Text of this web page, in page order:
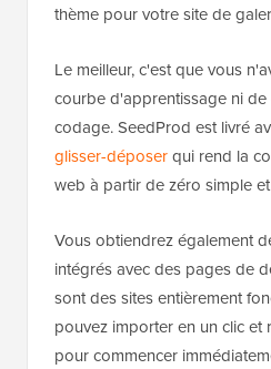
thème pour votre site de
Le meilleur, c'est que vous
courbe d'apprentissage ni de
codage. SeedProd est livré
glisser-déposerqui rend la
web à partir de zéro simple
Vous obtiendrez également
intégrés avec des pages de
sont des sites entièrement
pouvez importer en un clic et
pour commencer